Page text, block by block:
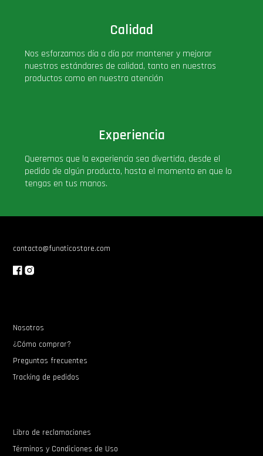
Pop Rides
PRÓXIMAMENTE
Calidad
Nos esforzamos día a día por mantener y mejorar
nuestros estándares de calidad, tanto en nuestros
productos como en nuestra atención
Experiencia
Queremos que la experiencia sea divertida, desde el
pedido de algún producto, hasta el momento en que lo
tengas en tus manos.
contacto@funaticostore.com
Nosotros
¿Cómo comprar?
Preguntas frecuentes
Tracking de pedidos
Libro de reclamaciones
Términos y Condiciones de Uso